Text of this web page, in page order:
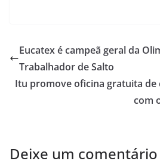
b
o
o
k
s
A
p
p
e
d
I
n
g
r
a
m
Eucatex é campeã geral da
Trabalhador de Salto
Itu promove oficina gratuita de
com
Deixe um comentário